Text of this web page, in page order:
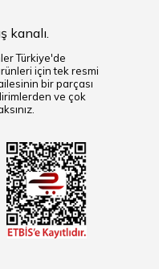
kanalı.
Türkiye'de
için tek resmi
bir parçası
ve çok